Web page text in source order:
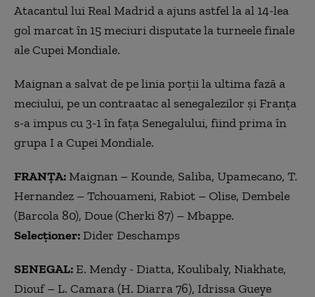
Atacantul lui Real Madrid a ajuns astfel la al 14-lea
gol marcat în 15 meciuri disputate la turneele finale
ale Cupei Mondiale.
Maignan a salvat de pe linia porţii la ultima fază a
meciului, pe un contraatac al senegalezilor şi Franţa
s-a impus cu 3-1 în faţa Senegalului, fiind prima în
grupa I a Cupei Mondiale.
FRANŢA:Maignan – Kounde, Saliba, Upamecano, T.
Hernandez – Tchouameni, Rabiot – Olise, Dembele
(Barcola 80), Doue (Cherki 87) – Mbappe.
Selecționer:Dider Deschamps
SENEGAL:E. Mendy - Diatta, Koulibaly, Niakhate,
Diouf – L. Camara (H. Diarra 76), Idrissa Gueye